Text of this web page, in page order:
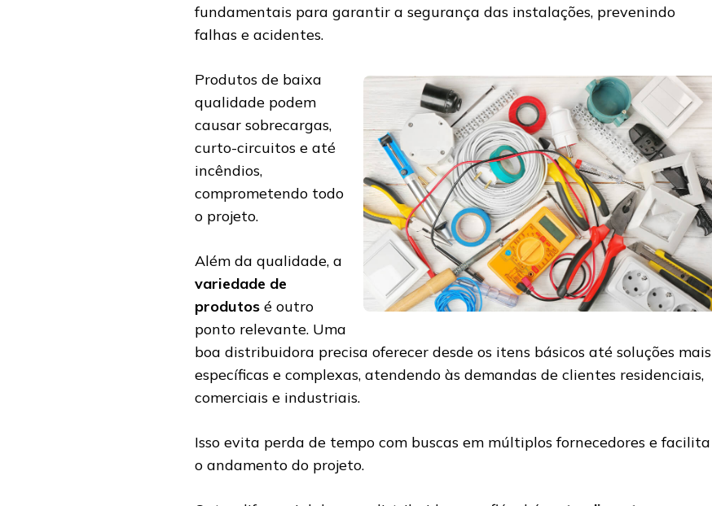
fundamentais para garantir a segurança das instalações, prevenindo
falhas e acidentes.
Produtos de baixa
qualidade podem
causar sobrecargas,
curto-circuitos e até
incêndios,
comprometendo todo
o projeto.
Além da qualidade, a
variedade de
produtos é outro
ponto relevante. Uma
boa distribuidora precisa oferecer desde os itens básicos até soluções mais
específicas e complexas, atendendo às demandas de clientes residenciais,
comerciais e industriais.
Isso evita perda de tempo com buscas em múltiplos fornecedores e facilita
o andamento do projeto.